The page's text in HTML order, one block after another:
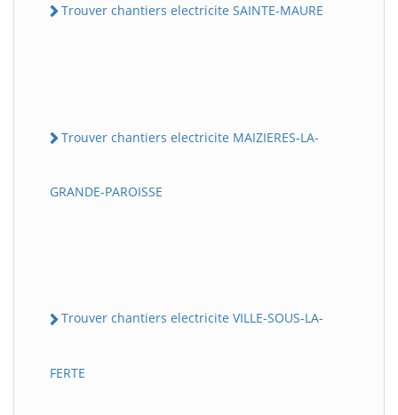
Trouver chantiers electricite SAINTE-MAURE
Trouver chantiers electricite MAIZIERES-LA-
GRANDE-PAROISSE
Trouver chantiers electricite VILLE-SOUS-LA-
FERTE